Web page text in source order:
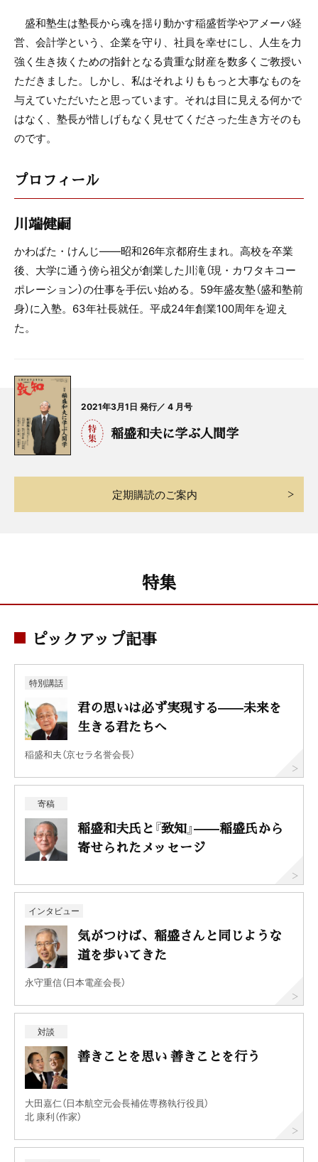
盛和塾生は塾長から魂を揺り動かす稲盛哲学やアメーバ経
営、会計学という、企業を守り、社員を幸せにし、人生を力
強く生き抜くための指針となる貴重な財産を数多くご教授い
ただきました。しかし、私はそれよりももっと大事なものを
与えていただいたと思っています。それは目に見える何かで
はなく、塾長が惜しげもなく見せてくださった生き方そのも
のです。
プロフィール
川端健嗣
かわばた・けんじ――昭和26年京都府生まれ。高校を卒業
後、大学に通う傍ら祖父が創業した川滝（現・カワタキコー
ポレーション）の仕事を手伝い始める。59年盛友塾（盛和塾前
身）に入塾。63年社長就任。平成24年創業100周年を迎え
た。
2021年3月1日 発行／ 4 月号
稲盛和夫に学ぶ人間学
定期購読のご案内
特集
ピックアップ記事
特別講話
君の思いは必ず実現する——未来を
生きる君たちへ
稲盛和夫（京セラ名誉会長）
寄稿
稲盛和夫氏と『致知』——稲盛氏から
寄せられたメッセージ
インタビュー
気がつけば、稲盛さんと同じような
道を歩いてきた
永守重信（日本電産会長）
対談
善きことを思い 善きことを行う
大田嘉仁（日本航空元会長補佐専務執行役員）
北 康利（作家）